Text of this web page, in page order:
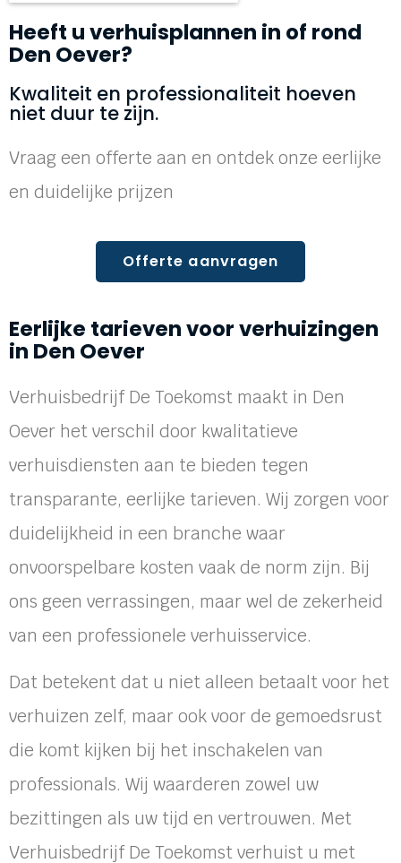
Heeft u verhuisplannen in of rond
Den Oever?
Kwaliteit en professionaliteit hoeven
niet duur te zijn.
Vraag een offerte aan en ontdek onze eerlijke
en duidelijke prijzen
Offerte aanvragen
Eerlijke tarieven voor verhuizingen
in Den Oever
Verhuisbedrijf De Toekomst maakt in Den
Oever het verschil door kwalitatieve
verhuisdiensten aan te bieden tegen
transparante, eerlijke tarieven. Wij zorgen voor
duidelijkheid in een branche waar
onvoorspelbare kosten vaak de norm zijn. Bij
ons geen verrassingen, maar wel de zekerheid
van een professionele verhuisservice.
Dat betekent dat u niet alleen betaalt voor het
verhuizen zelf, maar ook voor de gemoedsrust
die komt kijken bij het inschakelen van
professionals. Wij waarderen zowel uw
bezittingen als uw tijd en vertrouwen. Met
Verhuisbedrijf De Toekomst verhuist u met